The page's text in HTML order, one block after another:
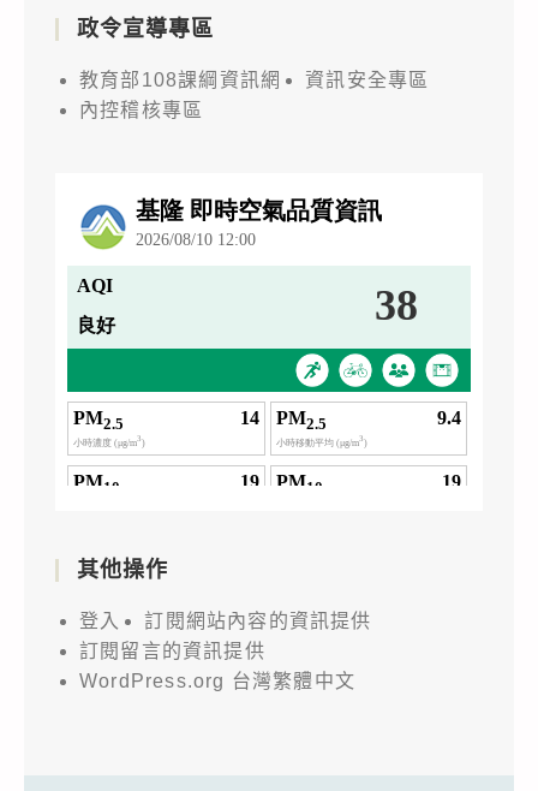
政令宣導專區
教育部108課綱資訊網
資訊安全專區
內控稽核專區
其他操作
登入
訂閱網站內容的資訊提供
訂閱留言的資訊提供
WordPress.org 台灣繁體中文